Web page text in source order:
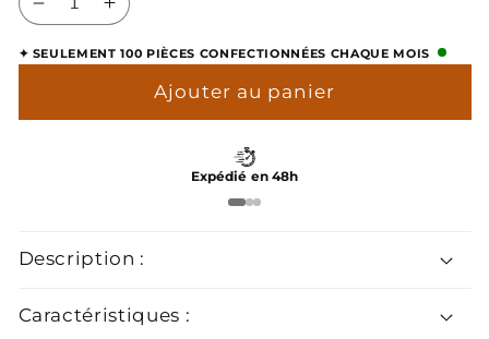
Réduire
quantité
Boutons
Augmenter
quantité
Boutons
✦ SEULEMENT 100 PIÈCES CONFECTIONNÉES CHAQUE MOIS
Ajouter au panier
Expédié en 48h
Description :
Caractéristiques :